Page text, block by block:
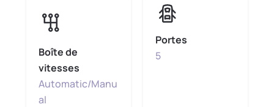
Boîte de
vitesses
Automatic/Manu
al
Portes
5